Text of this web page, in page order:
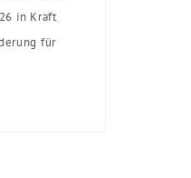
in Kraft
für